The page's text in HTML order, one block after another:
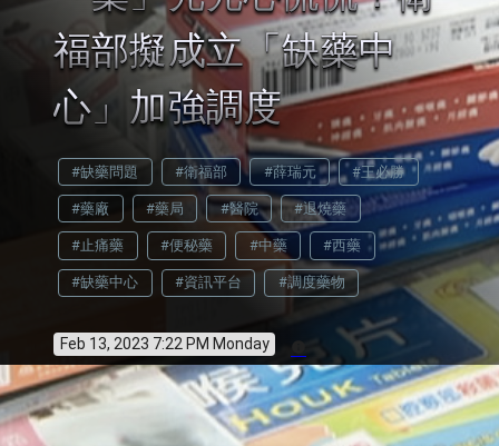
福部擬成立「缺藥中
心」加強調度
#缺藥問題 #衛福部 #薛瑞元 #王必勝
#藥廠 #藥局 #醫院 #退燒藥
#止痛藥 #便秘藥 #中藥 #西藥
#缺藥中心 #資訊平台 #調度藥物
Feb 13, 2023 7:22 PM Monday info